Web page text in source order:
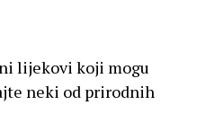
lijekovi koji mogu
neki od prirodnih